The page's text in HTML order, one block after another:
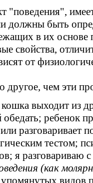
"поведения",
должны быть
в их
свойства,
от
другое, чем эти
выходит из
ребенок
разговаривает
тестом;
я разговариваю
(как
видов